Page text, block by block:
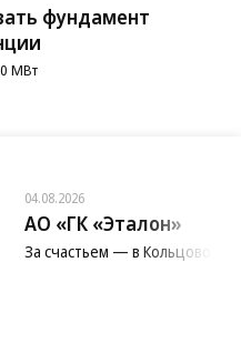
фундамент
МВт
04.08.2026
АО «ГК «Эталон»
За счастьем — в Кольцово